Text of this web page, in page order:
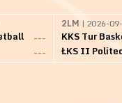
---
---
2LM | 2026-
ŁKS II